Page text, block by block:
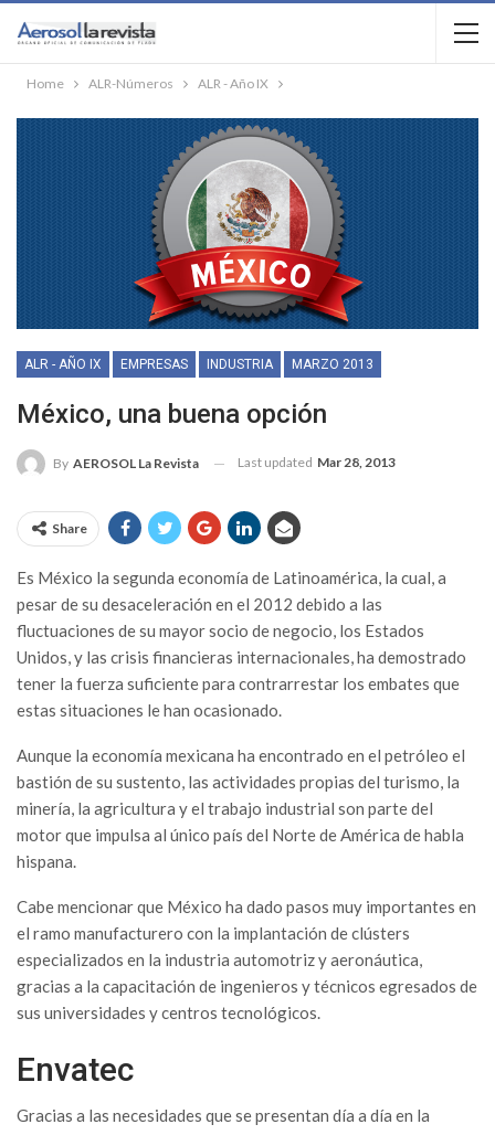
Home ALR-Números ALR - Año IX
ALR - AÑO IX EMPRESAS INDUSTRIA MARZO 2013
México, una buena opción
By AEROSOL La Revista Last updated Mar 28, 2013
Share
Es México la segunda economía de Latinoamérica, la cual, a
pesar de su desaceleración en el 2012 debido a las
fluctuaciones de su mayor socio de negocio, los Estados
Unidos, y las crisis financieras internacionales, ha demostrado
tener la fuerza suficiente para contrarrestar los embates que
estas situaciones le han ocasionado.
Aunque la economía mexicana ha encontrado en el petróleo el
bastión de su sustento, las actividades propias del turismo, la
minería, la agricultura y el trabajo industrial son parte del
motor que impulsa al único país del Norte de América de habla
hispana.
Cabe mencionar que México ha dado pasos muy importantes en
el ramo manufacturero con la implantación de clústers
especializados en la industria automotriz y aeronáutica,
gracias a la capacitación de ingenieros y técnicos egresados de
sus universidades y centros tecnológicos.
Envatec
Gracias a las necesidades que se presentan día a día en la